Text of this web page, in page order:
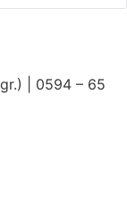
| 0594 – 65